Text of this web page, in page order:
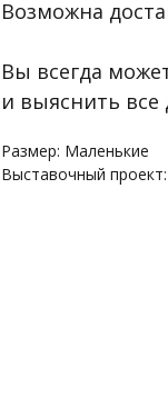
Возможна
Вы всегда
и выяснить все
Размер: Маленькие
Выставочный